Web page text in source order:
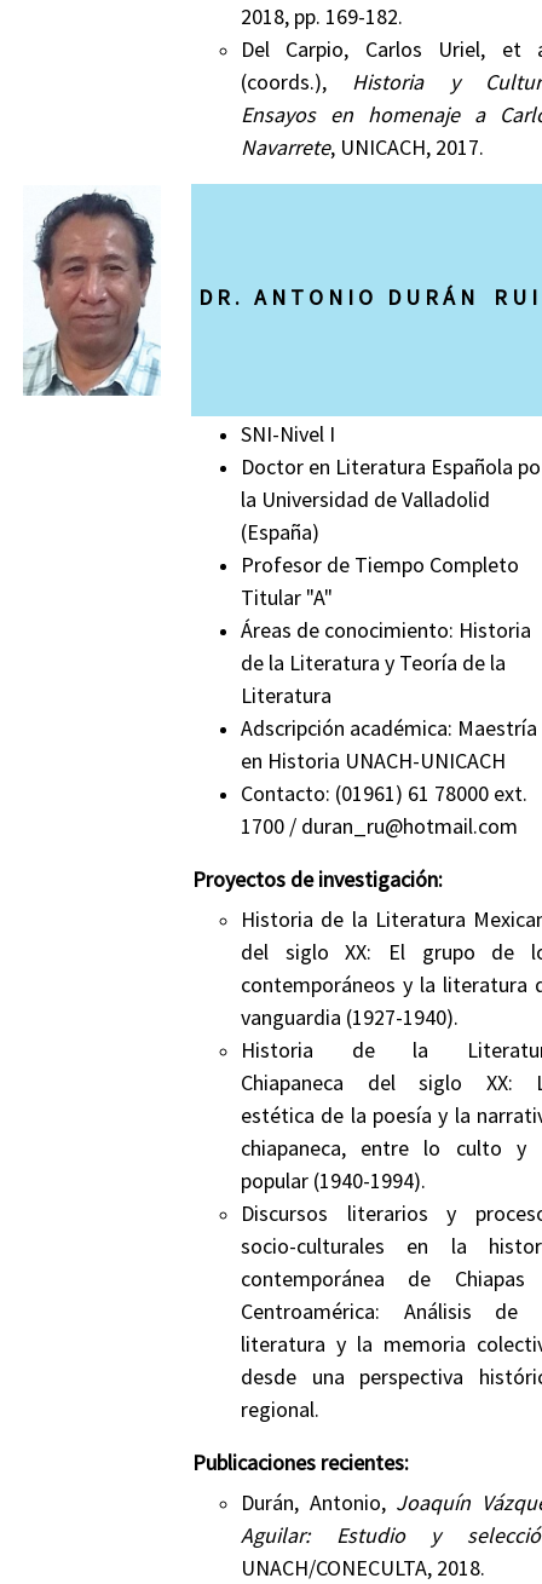
2018, pp. 169-182.
Del Carpio, Carlos Uriel, et
(coords.), Historia y
Ensayos en homenaje a
Navarrete, UNICACH, 2017.
D R . A N T O N I O D U R Á N R U I
SNI-Nivel I
Doctor en Literatura Española
la Universidad de Valladolid
(España)
Profesor de Tiempo Completo
Titular "A"
Áreas de conocimiento: Historia
de la Literatura y Teoría de la
Literatura
Adscripción académica: Maestría
en Historia UNACH-UNICACH
Contacto: (01961) 61 78000 ext.
1700 / duran_ru@hotmail.com
Proyectos de investigación:
Historia de la Literatura
del siglo XX: El grupo de
contemporáneos y la literatura
vanguardia (1927-1940).
Historia de la
Chiapaneca del siglo XX:
estética de la poesía y la
chiapaneca, entre lo culto y
popular (1940-1994).
Discursos literarios y
socio-culturales en la
contemporánea de
Centroamérica: Análisis de
literatura y la memoria
desde una perspectiva
regional.
Publicaciones recientes:
Durán, Antonio, Joaquín
Aguilar: Estudio y
UNACH/CONECULTA, 2018.